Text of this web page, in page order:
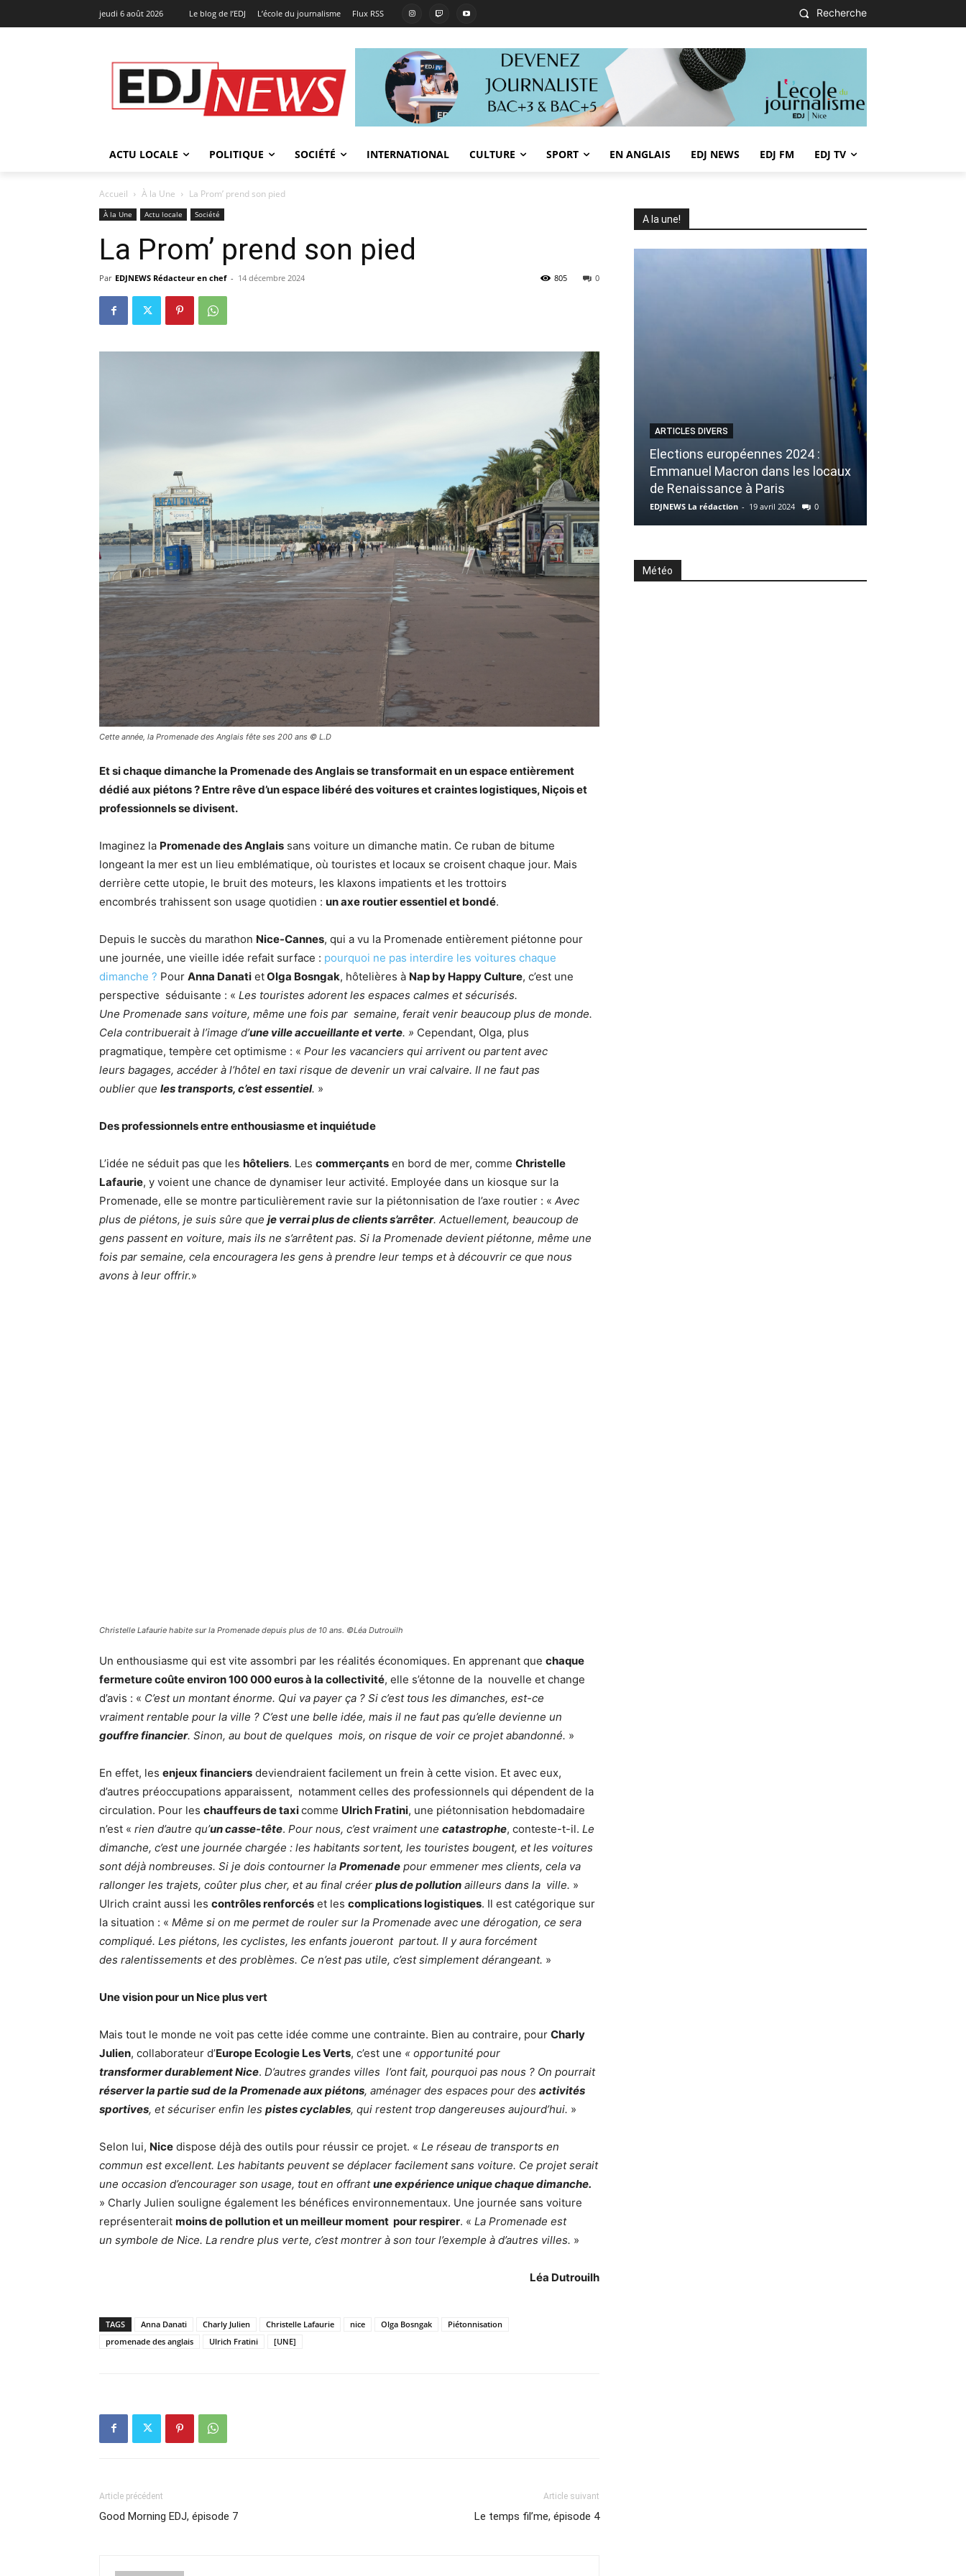
jeudi 6 août 2026 Le blog de l’EDJ L’école du journalisme Flux RSS Recherche
ACTU LOCALE POLITIQUE SOCIÉTÉ INTERNATIONAL CULTURE SPORT EN ANGLAIS EDJ NEWS EDJ FM EDJ TV
Accueil À la Une La Prom’ prend son pied
À la Une Actu locale Société
La Prom’ prend son pied
Par EDJNEWS Rédacteur en chef - 14 décembre 2024 0
805
Cette année, la Promenade des Anglais fête ses 200 ans © L.D
Et si chaque dimanche la Promenade des Anglais se transformait en un espace entièrement
dédié aux piétons ? Entre rêve d’un espace libéré des voitures et craintes logistiques, Niçois et
professionnels se divisent.
Imaginez la Promenade des Anglais sans voiture un dimanche matin. Ce ruban de bitume
longeant la mer est un lieu emblématique, où touristes et locaux se croisent chaque jour. Mais
derrière cette utopie, le bruit des moteurs, les klaxons impatients et les trottoirs
encombrés trahissent son usage quotidien : un axe routier essentiel et bondé.
Depuis le succès du marathon Nice-Cannes, qui a vu la Promenade entièrement piétonne pour
une journée, une vieille idée refait surface : pourquoi ne pas interdire les voitures chaque
dimanche ? Pour Anna Danati etOlga Bosngak, hôtelières à Nap by Happy Culture, c’est une
perspective séduisante : « Les touristes adorent les espaces calmes et sécurisés.
Une Promenade sans voiture, même une fois par semaine, ferait venir beaucoup plus de monde.
Cela contribuerait à l’image d’une ville accueillante et verte. » Cependant, Olga, plus
pragmatique, tempère cet optimisme : « Pour les vacanciers qui arrivent ou partent avec
leurs bagages, accéder à l’hôtel en taxi risque de devenir un vrai calvaire. Il ne faut pas
oublier que les transports, c’est essentiel. »
Des professionnels entre enthousiasme et inquiétude
L’idée ne séduit pas que les hôteliers. Les commerçants en bord de mer, comme Christelle
Lafaurie, y voient une chance de dynamiser leur activité. Employée dans un kiosque sur la
Promenade, elle se montre particulièrement ravie sur la piétonnisation de l’axe routier : « Avec
plus de piétons, je suis sûre que je verrai plus de clients s’arrêter. Actuellement, beaucoup de
gens passent en voiture, mais ils ne s’arrêtent pas. Si la Promenade devient piétonne, même une
fois par semaine, cela encouragera les gens à prendre leur temps et à découvrir ce que nous
avons à leur offrir.»
Christelle Lafaurie habite sur la Promenade depuis plus de 10 ans. ©Léa Dutrouilh
Un enthousiasme qui est vite assombri par les réalités économiques. En apprenant que chaque
fermeture coûte environ 100 000 euros à la collectivité, elle s’étonne de la nouvelle et change
d’avis : « C’est un montant énorme. Qui va payer ça ? Si c’est tous les dimanches, est-ce
vraiment rentable pour la ville ? C’est une belle idée, mais il ne faut pas qu’elle devienne un
gouffre financier. Sinon, au bout de quelques mois, on risque de voir ce projet abandonné. »
En effet, les enjeux financiers deviendraient facilement un frein à cette vision. Et avec eux,
d’autres préoccupations apparaissent, notamment celles des professionnels qui dépendent de la
circulation. Pour les chauffeurs de taxicomme Ulrich Fratini, une piétonnisation hebdomadaire
n’est « rien d’autre qu’un casse-tête. Pour nous, c’est vraiment une catastrophe, conteste-t-il. Le
dimanche, c’est une journée chargée : les habitants sortent, les touristes bougent, et les voitures
sont déjà nombreuses. Si je dois contourner la Promenade pour emmener mes clients, cela va
rallonger les trajets, coûter plus cher, et au final créer plus de pollution ailleurs dans la ville. »
Ulrich craint aussi les contrôles renforcés et les complications logistiques. Il est catégorique sur
la situation : « Même si on me permet de rouler sur la Promenade avec une dérogation, ce sera
compliqué. Les piétons, les cyclistes, les enfants joueront partout. Il y aura forcément
des ralentissements et des problèmes. Ce n’est pas utile, c’est simplement dérangeant. »
Une vision pour un Nice plus vert
Mais tout le monde ne voit pas cette idée comme une contrainte. Bien au contraire, pour Charly
Julien, collaborateur d’Europe Ecologie Les Verts, c’est une « opportunité pour
transformer durablement Nice. D’autres grandes villes l’ont fait, pourquoi pas nous ? On pourrait
réserver la partie sud de la Promenade aux piétons, aménager des espaces pour des activités
sportives, et sécuriser enfin les pistes cyclables, qui restent trop dangereuses aujourd’hui. »
Selon lui, Nice dispose déjà des outils pour réussir ce projet. « Le réseau de transports en
commun est excellent. Les habitants peuvent se déplacer facilement sans voiture. Ce projet serait
une occasion d’encourager son usage, tout en offrantune expérience unique chaque dimanche.
» Charly Julien souligne également les bénéfices environnementaux. Une journée sans voiture
représenterait moins de pollution et un meilleur moment pour respirer. « La Promenade est
un symbole de Nice. La rendre plus verte, c’est montrer à son tour l’exemple à d’autres villes. »
Léa Dutrouilh
TAGS Anna Danati Charly Julien Christelle Lafaurie nice Olga Bosngak
Piétonnisation
promenade des anglais
Ulrich Fratini [UNE]
Article précédent
Good Morning EDJ, épisode 7
Article suivant
Le temps fil’me, épisode 4
A la une!
ARTICLES DIVERS
Elections européennes 2024 :
Emmanuel Macron dans les locaux
de Renaissance à Paris
EDJNEWS La rédaction - 19 avril 2024 0
Météo